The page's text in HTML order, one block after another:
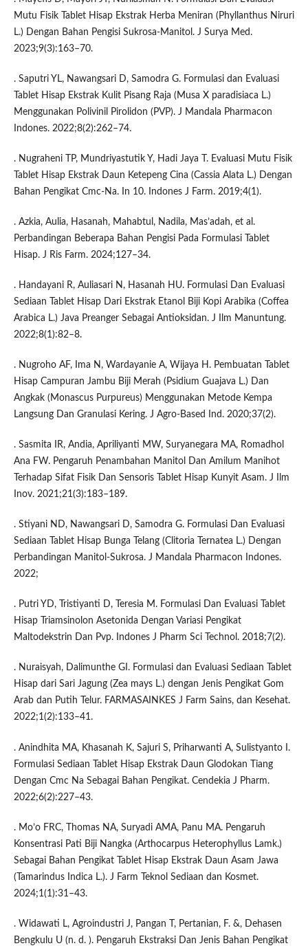
Mutu Fisik Tablet Hisap Ekstrak Herba Meniran (Phyllanthus Niruri
L.) Dengan Bahan Pengisi Sukrosa-Manitol. J Surya Med.
2023;9(3):163–70.
. Saputri YL, Nawangsari D, Samodra G. Formulasi dan Evaluasi
Tablet Hisap Ekstrak Kulit Pisang Raja (Musa X paradisiaca L.)
Menggunakan Polivinil Pirolidon (PVP). J Mandala Pharmacon
Indones. 2022;8(2):262–74.
. Nugraheni TP, Mundriyastutik Y, Hadi Jaya T. Evaluasi Mutu Fisik
Tablet Hisap Ekstrak Daun Ketepeng Cina (Cassia Alata L.) Dengan
Bahan Pengikat Cmc-Na. In 10. Indones J Farm. 2019;4(1).
. Azkia, Aulia, Hasanah, Mahabtul, Nadila, Mas’adah, et al.
Perbandingan Beberapa Bahan Pengisi Pada Formulasi Tablet
Hisap. J Ris Farm. 2024;127–34.
. Handayani R, Auliasari N, Hasanah HU. Formulasi Dan Evaluasi
Sediaan Tablet Hisap Dari Ekstrak Etanol Biji Kopi Arabika (Coffea
Arabica L.) Java Preanger Sebagai Antioksidan. J Ilm Manuntung.
2022;8(1):82–8.
. Nugroho AF, Ima N, Wardayanie A, Wijaya H. Pembuatan Tablet
Hisap Campuran Jambu Biji Merah (Psidium Guajava L.) Dan
Angkak (Monascus Purpureus) Menggunakan Metode Kempa
Langsung Dan Granulasi Kering. J Agro-Based Ind. 2020;37(2).
. Sasmita IR, Andia, Apriliyanti MW, Suryanegara MA, Romadhol
Ana FW. Pengaruh Penambahan Manitol Dan Amilum Manihot
Terhadap Sifat Fisik Dan Sensoris Tablet Hisap Kunyit Asam. J Ilm
Inov. 2021;21(3):183–189.
. Stiyani ND, Nawangsari D, Samodra G. Formulasi Dan Evaluasi
Sediaan Tablet Hisap Bunga Telang (Clitoria Ternatea L.) Dengan
Perbandingan Manitol-Sukrosa. J Mandala Pharmacon Indones.
2022;
. Putri YD, Tristiyanti D, Teresia M. Formulasi Dan Evaluasi Tablet
Hisap Triamsinolon Asetonida Dengan Variasi Pengikat
Maltodekstrin Dan Pvp. Indones J Pharm Sci Technol. 2018;7(2).
. Nuraisyah, Dalimunthe GI. Formulasi dan Evaluasi Sediaan Tablet
Hisap dari Sari Jagung (Zea mays L.) dengan Jenis Pengikat Gom
Arab dan Putih Telur. FARMASAINKES J Farm Sains, dan Kesehat.
2022;1(2):133–41.
. Anindhita MA, Khasanah K, Sajuri S, Priharwanti A, Sulistyanto I.
Formulasi Sediaan Tablet Hisap Ekstrak Daun Glodokan Tiang
Dengan Cmc Na Sebagai Bahan Pengikat. Cendekia J Pharm.
2022;6(2):227–43.
. Mo’o FRC, Thomas NA, Suryadi AMA, Panu MA. Pengaruh
Konsentrasi Pati Biji Nangka (Arthocarpus Heterophyllus Lamk.)
Sebagai Bahan Pengikat Tablet Hisap Ekstrak Daun Asam Jawa
(Tamarindus Indica L.). J Farm Teknol Sediaan dan Kosmet.
2024;1(1):31–43.
. Widawati L, Agroindustri J, Pangan T, Pertanian, F. &, Dehasen
Bengkulu U (n. d. ). Pengaruh Ekstraksi Dan Jenis Bahan Pengikat